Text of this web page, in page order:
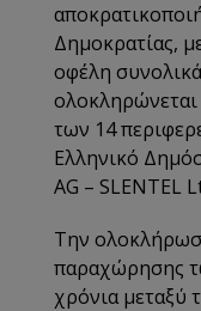
Δημοκρατίας,
οφέλη
των 14
Ελληνικό
AG – SLENTEL
Την
παραχώρησης
χρόνια μεταξύ